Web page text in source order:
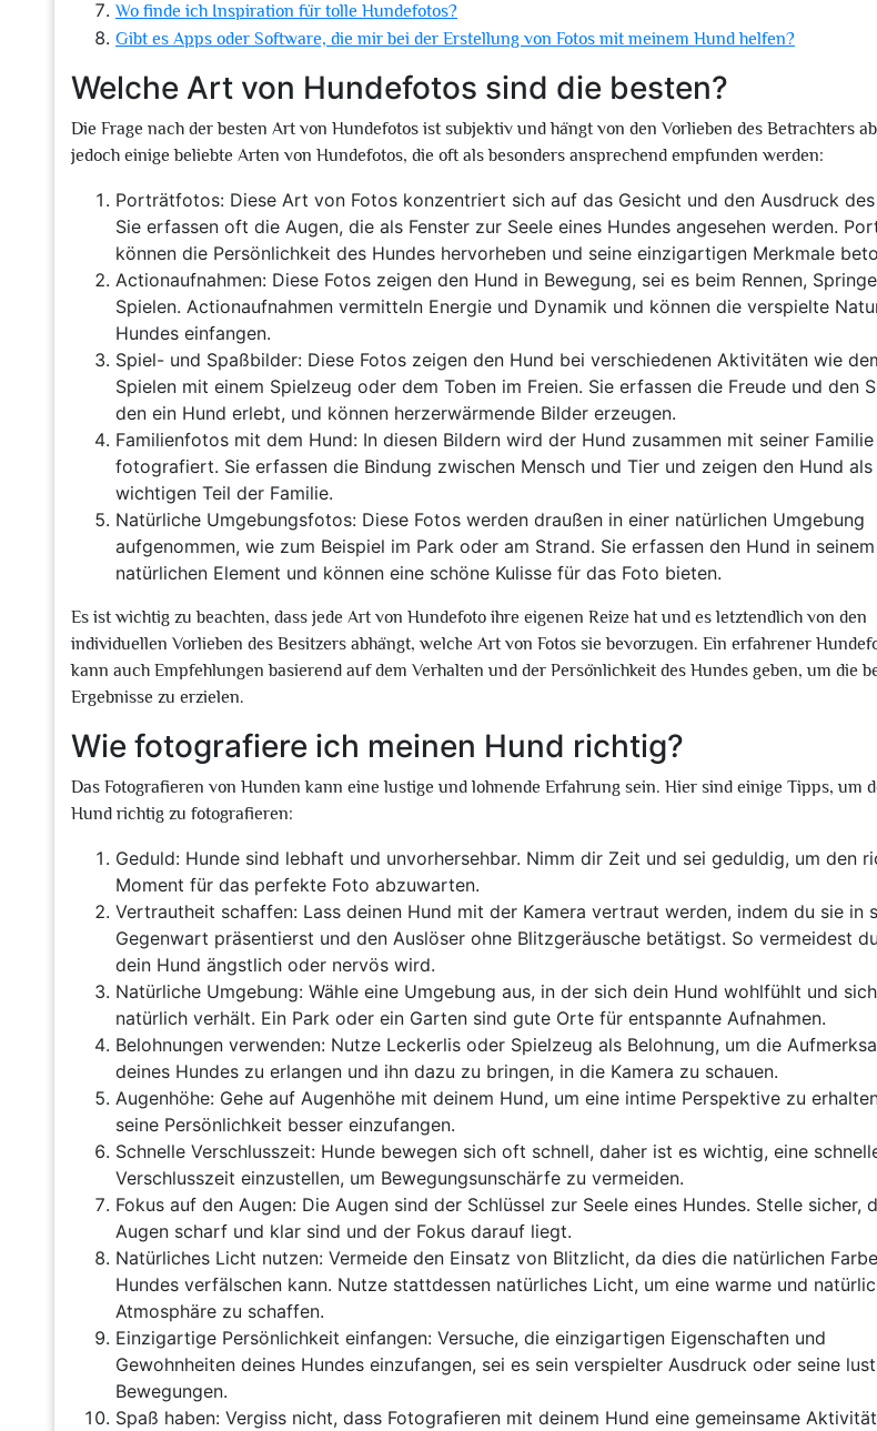
Wo finde ich Inspiration für tolle Hundefotos?
Gibt es Apps oder Software, die mir bei der Erstellung von Fotos mit meinem Hund helfen?
Welche Art von Hundefotos sind die besten?
Die Frage nach der besten Art von Hundefotos ist subjektiv und hängt von den Vorlieben des Betrachters
jedoch einige beliebte Arten von Hundefotos, die oft als besonders ansprechend empfunden werden:
Porträtfotos: Diese Art von Fotos konzentriert sich auf das Gesicht und den Ausdruck des
Sie erfassen oft die Augen, die als Fenster zur Seele eines Hundes angesehen werden.
können die Persönlichkeit des Hundes hervorheben und seine einzigartigen Merkmale
Actionaufnahmen: Diese Fotos zeigen den Hund in Bewegung, sei es beim Rennen,
Spielen. Actionaufnahmen vermitteln Energie und Dynamik und können die verspielte
Hundes einfangen.
Spiel- und Spaßbilder: Diese Fotos zeigen den Hund bei verschiedenen Aktivitäten wie
Spielen mit einem Spielzeug oder dem Toben im Freien. Sie erfassen die Freude und den
den ein Hund erlebt, und können herzerwärmende Bilder erzeugen.
Familienfotos mit dem Hund: In diesen Bildern wird der Hund zusammen mit seiner Familie
fotografiert. Sie erfassen die Bindung zwischen Mensch und Tier und zeigen den Hund als
wichtigen Teil der Familie.
Natürliche Umgebungsfotos: Diese Fotos werden draußen in einer natürlichen Umgebung
aufgenommen, wie zum Beispiel im Park oder am Strand. Sie erfassen den Hund in seinem
natürlichen Element und können eine schöne Kulisse für das Foto bieten.
Es ist wichtig zu beachten, dass jede Art von Hundefoto ihre eigenen Reize hat und es letztendlich von den
individuellen Vorlieben des Besitzers abhängt, welche Art von Fotos sie bevorzugen. Ein erfahrener
kann auch Empfehlungen basierend auf dem Verhalten und der Persönlichkeit des Hundes geben, um die
Ergebnisse zu erzielen.
Wie fotografiere ich meinen Hund richtig?
Das Fotografieren von Hunden kann eine lustige und lohnende Erfahrung sein. Hier sind einige Tipps, um
Hund richtig zu fotografieren:
Geduld: Hunde sind lebhaft und unvorhersehbar. Nimm dir Zeit und sei geduldig, um den
Moment für das perfekte Foto abzuwarten.
Vertrautheit schaffen: Lass deinen Hund mit der Kamera vertraut werden, indem du sie in
Gegenwart präsentierst und den Auslöser ohne Blitzgeräusche betätigst. So vermeidest
dein Hund ängstlich oder nervös wird.
Natürliche Umgebung: Wähle eine Umgebung aus, in der sich dein Hund wohlfühlt und sich
natürlich verhält. Ein Park oder ein Garten sind gute Orte für entspannte Aufnahmen.
Belohnungen verwenden: Nutze Leckerlis oder Spielzeug als Belohnung, um die
deines Hundes zu erlangen und ihn dazu zu bringen, in die Kamera zu schauen.
Augenhöhe: Gehe auf Augenhöhe mit deinem Hund, um eine intime Perspektive zu
seine Persönlichkeit besser einzufangen.
Schnelle Verschlusszeit: Hunde bewegen sich oft schnell, daher ist es wichtig, eine
Verschlusszeit einzustellen, um Bewegungsunschärfe zu vermeiden.
Fokus auf den Augen: Die Augen sind der Schlüssel zur Seele eines Hundes. Stelle sicher,
Augen scharf und klar sind und der Fokus darauf liegt.
Natürliches Licht nutzen: Vermeide den Einsatz von Blitzlicht, da dies die natürlichen
Hundes verfälschen kann. Nutze stattdessen natürliches Licht, um eine warme und
Atmosphäre zu schaffen.
Einzigartige Persönlichkeit einfangen: Versuche, die einzigartigen Eigenschaften und
Gewohnheiten deines Hundes einzufangen, sei es sein verspielter Ausdruck oder seine
Bewegungen.
Spaß haben: Vergiss nicht, dass Fotografieren mit deinem Hund eine gemeinsame